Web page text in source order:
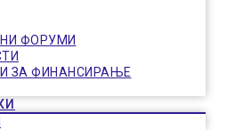
ФОРУМИ
ЗА ФИНАНСИРАЊЕ